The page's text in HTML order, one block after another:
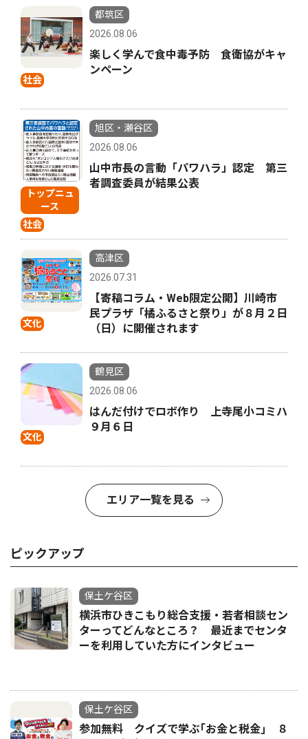
社会
都筑区
2026.08.06
楽しく学んで食中毒予防 食衛協がキャ
ンペーン
トップニュ
ース
社会
旭区・瀬谷区
2026.08.06
山中市長の言動「パワハラ」認定 第三
者調査委員が結果公表
文化
高津区
2026.07.31
【寄稿コラム・Web限定公開】川崎市
民プラザ「橘ふるさと祭り」が８月２日
（日）に開催されます
文化
鶴見区
2026.08.06
はんだ付けでロボ作り 上寺尾小コミハ
９月６日
エリア一覧を見る
ピックアップ
保土ケ谷区
横浜市ひきこもり総合支援・若者相談セン
ターってどんなところ？ 最近までセンタ
ーを利用していた方にインタビュー
保土ケ谷区
参加無料 クイズで学ぶ｢お金と税金｣ ８